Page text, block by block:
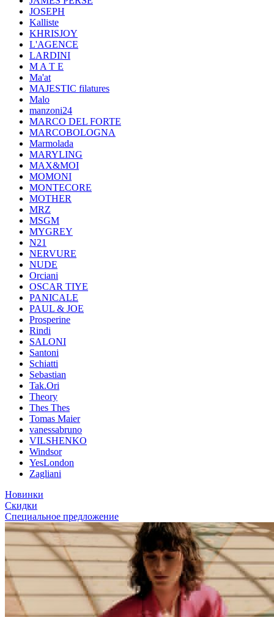
JOSEPH
Kalliste
KHRISJOY
L'AGENCE
LARDINI
M A T E
Ma'at
MAJESTIC filatures
Malo
manzoni24
MARCO DEL FORTE
MARCOBOLOGNA
Marmolada
MARYLING
MAX&MOI
MOMONI
MONTECORE
MOTHER
MRZ
MSGM
MYGREY
N21
NERVURE
NUDE
Orciani
OSCAR TIYE
PANICALE
PAUL & JOE
Prosperine
Rindi
SALONI
Santoni
Schiatti
Sebastian
Tak.Ori
Theory
Thes Thes
Tomas Maier
vanessabruno
VILSHENKO
Windsor
YesLondon
Zagliani
Новинки
Скидки
Специальное предложение